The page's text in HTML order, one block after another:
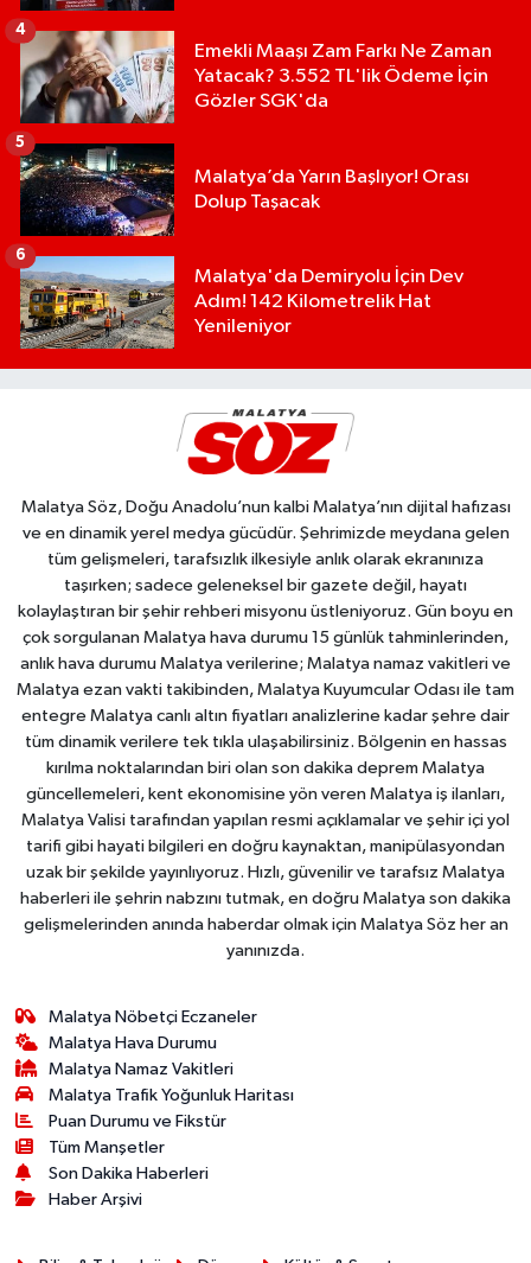
Emekli Maaşı Zam Farkı Ne Zaman
Yatacak? 3.552 TL'lik Ödeme İçin
Gözler SGK'da
4
Malatya’da Yarın Başlıyor! Orası
Dolup Taşacak
5
Malatya'da Demiryolu İçin Dev
Adım! 142 Kilometrelik Hat
Yenileniyor
6
Malatya Söz, Doğu Anadolu’nun kalbi Malatya’nın dijital hafızası
ve en dinamik yerel medya gücüdür. Şehrimizde meydana gelen
tüm gelişmeleri, tarafsızlık ilkesiyle anlık olarak ekranınıza
taşırken; sadece geleneksel bir gazete değil, hayatı
kolaylaştıran bir şehir rehberi misyonu üstleniyoruz. Gün boyu en
çok sorgulanan Malatya hava durumu 15 günlük tahminlerinden,
anlık hava durumu Malatya verilerine; Malatya namaz vakitleri ve
Malatya ezan vakti takibinden, Malatya Kuyumcular Odası ile tam
entegre Malatya canlı altın fiyatları analizlerine kadar şehre dair
tüm dinamik verilere tek tıkla ulaşabilirsiniz. Bölgenin en hassas
kırılma noktalarından biri olan son dakika deprem Malatya
güncellemeleri, kent ekonomisine yön veren Malatya iş ilanları,
Malatya Valisi tarafından yapılan resmi açıklamalar ve şehir içi yol
tarifi gibi hayati bilgileri en doğru kaynaktan, manipülasyondan
uzak bir şekilde yayınlıyoruz. Hızlı, güvenilir ve tarafsız Malatya
haberleri ile şehrin nabzını tutmak, en doğru Malatya son dakika
gelişmelerinden anında haberdar olmak için Malatya Söz her an
yanınızda.
Malatya Nöbetçi Eczaneler
Malatya Hava Durumu
Malatya Namaz Vakitleri
Malatya Trafik Yoğunluk Haritası
Puan Durumu ve Fikstür
Tüm Manşetler
Son Dakika Haberleri
Haber Arşivi